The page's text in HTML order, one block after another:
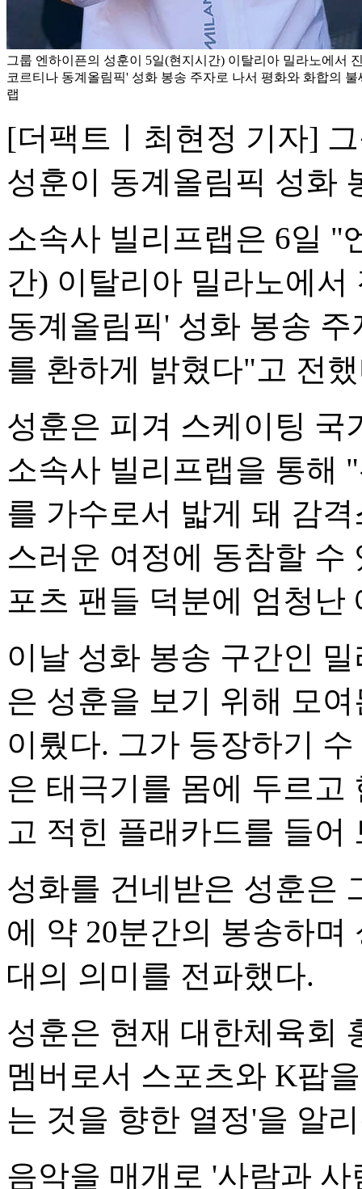
그룹 엔하이픈의 성훈이 5일(현지시간) 이탈리아 밀라노에서
코르티나 동계올림픽' 성화 봉송 주자로 나서 평화와 화합의
랩
[더팩트ㅣ최현정 기자]
성훈이 동계올림픽 성화
소속사 빌리프랩은 6일 "
간) 이탈리아 밀라노에서
동계올림픽' 성화 봉송
를 환하게 밝혔다"고 전
성훈은 피겨 스케이팅 국
소속사 빌리프랩을 통해
를 가수로서 밟게 돼 감
스러운 여정에 동참할 수
포츠 팬들 덕분에 엄청
이날 성화 봉송 구간인
은 성훈을 보기 위해 모
이뤘다. 그가 등장하기
은 태극기를 몸에 두르고
고 적힌 플래카드를 들어
성화를 건네받은 성훈은
에 약 20분간의 봉송하
대의 의미를 전파했다.
성훈은 현재 대한체육회
멤버로서 스포츠와 K팝
는 것을 향한 열정'을 알
음악을 매개로 '사람과